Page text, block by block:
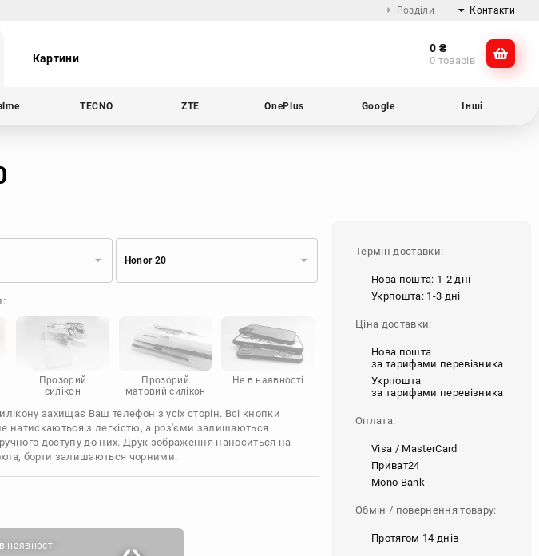
Розділи Контакти
@dikocase
Картини
0 ₴
0 товарів
TECNO ZTE OnePlus Google Інші
Honor 20
Прозорий
силікон
Прозорий
матовий силікон
Не в наявності
захищає Ваш телефон з усіх сторін. Всі кнопки
натискаються з легкістю, а роз'єми залишаються
доступу до них. Друк зображення наноситься на
борти залишаються чорними.
наявності
Термін доставки:
Нова пошта: 1-2 дні
Укрпошта: 1-3 дні
Ціна доставки:
Нова пошта
за тарифами перевізника
Укрпошта
за тарифами перевізника
Оплата:
Visa / MasterCard
Приват24
Mono Bank
Обмін / повернення товару:
Протягом 14 днів